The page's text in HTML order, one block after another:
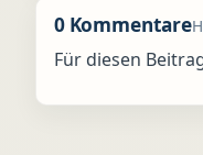
0 Kommentare
Für diesen